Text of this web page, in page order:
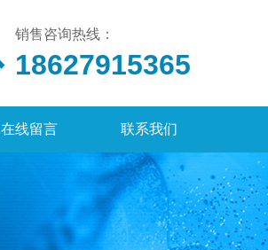
销售咨询热线：
18627915365
在线留言 联系我们